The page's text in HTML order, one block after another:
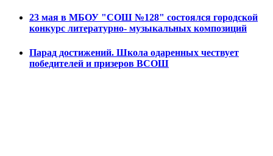
23 мая в МБОУ "СОШ №128" состоялся городской
конкурс литературно- музыкальных композиций
Парад достижений. Школа одаренных чествует
победителей и призеров ВСОШ